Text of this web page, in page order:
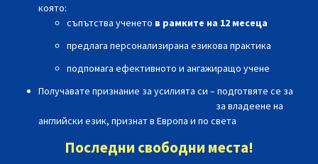
която:
съпътства ученето в рамките на 12 месеца
предлага персонализирана езикова практика
подпомага ефективното и ангажиращо учене
Получавате признание за усилията си – подготвяте се за
за владеене на
английски език, признат в Европа и по света
Последни свободни места!